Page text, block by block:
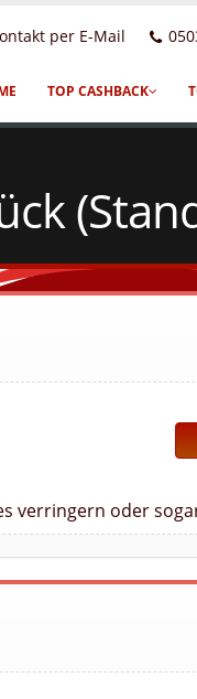
per E-Mail
TOP CASHBACK
verringern oder